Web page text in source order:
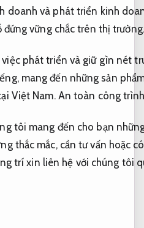
doanh và phát triển kinh
vững chắc trên thị trường.
phát triển và giữ gìn nét
mang đến những sản
Việt Nam. An toàn công
tôi mang đến cho bạn
thắc mắc, cần tư vấn hoặc
trí xin liên hệ với chúng tôi